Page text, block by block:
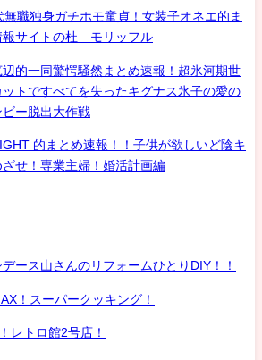
独身ガチホモ童貞！女装子オネエ的ま
報サイトの杜 モリッフル
的一同驚愕騒然まとめ速報！超氷河期世
トですべてを失ったキグナス氷子の愛の
ー脱出大作戦
的まとめ速報！！子供が欲しいど陰キ
せ！専業主婦！婚活計画編
ース山さんのリフォームひとりDIY！！
！スーパークッキング！
レトロ館2号店！